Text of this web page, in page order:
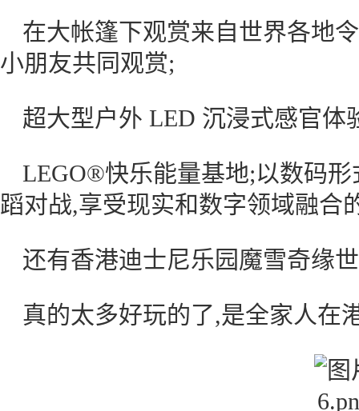
在大帐篷下观赏来自世界各地
小朋友共同观赏;
超大型户外 LED 沉浸式感官体
LEGO®快乐能量基地;以数码
蹈对战,享受现实和数字领域融合
还有香港迪士尼乐园魔雪奇缘
真的太多好玩的了,是全家人在